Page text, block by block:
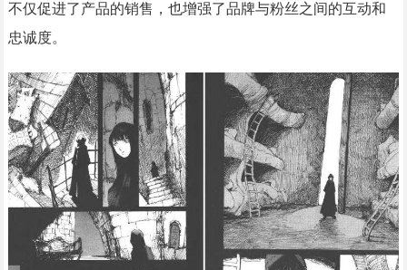
不仅促进了产品的销售，也增强了品牌与粉丝之间的互动和
忠诚度。